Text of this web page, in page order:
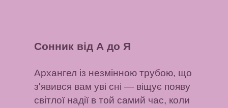
Сонник від А до Я
Архангел із незмінною трубою, що
з'явився вам уві сні — віщує появу
світлої надії в той самий час, коли